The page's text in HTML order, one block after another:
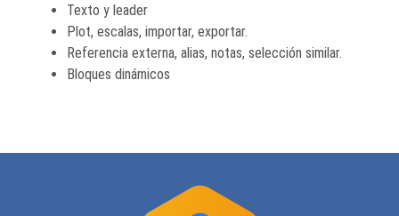
Texto y leader
Plot, escalas, importar, exportar.
Referencia externa, alias, notas, selección similar.
Bloques dinámicos